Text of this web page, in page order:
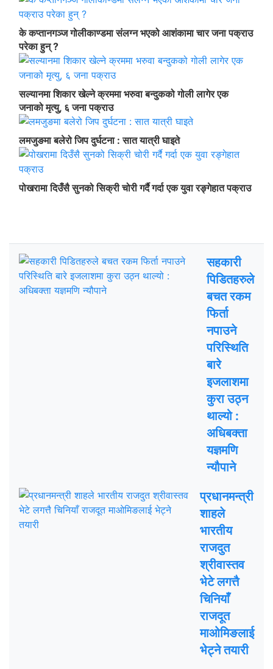
के कप्तानगञ्ज गोलीकाण्डमा संलग्न भएको आशंकामा चार जना पक्राउ
परेका हुन् ?
सल्यानमा शिकार खेल्ने क्रममा भरुवा बन्दुकको गोली लागेर एक
जनाको मृत्यु, ६ जना पक्राउ
लमजुङमा बलेरो जिप दुर्घटना : सात यात्री घाइते
पोखरामा दिउँसै सुनको सिक्री चोरी गर्दै गर्दा एक युवा रङ्गेहात पक्राउ
सहकारी
पिडितहरुले
बचत रकम
फिर्ता
नपाउने
परिस्थिति
बारे
इजलाशमा
कुरा उठ्न
थाल्यो :
अधिबक्ता
यज्ञमणि
न्यौपाने
प्रधानमन्त्री
शाहले
भारतीय
राजदुत
श्रीवास्तव
भेटे लगत्तै
चिनियाँ
राजदूत
माओमिङलाई
भेट्ने तयारी